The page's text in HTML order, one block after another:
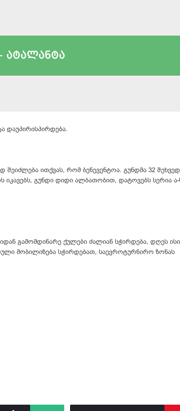
ატალანტა
დაუპირისპირდება.
შეიძლება ითქვას, რომ ბენევენტოა. გუნდმა 32
გუნდი დიდი ალბათობით, დატოვებს სერია ა-
გამომდინარე ქულები ძალიან სჭირდება, დღეს
მობილიზება სჭირდებათ, საევროტურნირო ზონას